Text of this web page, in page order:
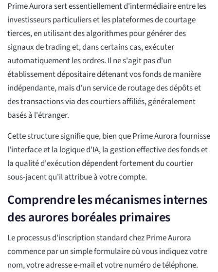
Prime Aurora sert essentiellement d'intermédiaire entre les
investisseurs particuliers et les plateformes de courtage
tierces, en utilisant des algorithmes pour générer des
signaux de trading et, dans certains cas, exécuter
automatiquement les ordres. Il ne s'agit pas d'un
établissement dépositaire détenant vos fonds de manière
indépendante, mais d'un service de routage des dépôts et
des transactions via des courtiers affiliés, généralement
basés à l'étranger.
Cette structure signifie que, bien que Prime Aurora fournisse
l'interface et la logique d'IA, la gestion effective des fonds et
la qualité d'exécution dépendent fortement du courtier
sous-jacent qu'il attribue à votre compte.
Comprendre les mécanismes internes
des aurores boréales primaires
Le processus d'inscription standard chez Prime Aurora
commence par un simple formulaire où vous indiquez votre
nom, votre adresse e-mail et votre numéro de téléphone.